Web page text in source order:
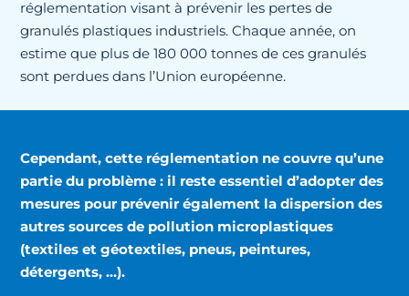
réglementation visant à prévenir les pertes de
granulés plastiques industriels. Chaque année, on
estime que plus de 180 000 tonnes de ces granulés
sont perdues dans l’Union européenne.
Cependant, cette réglementation ne couvre qu’une
partie du problème : il reste essentiel d’adopter des
mesures pour prévenir également la dispersion des
autres sources de pollution microplastiques
(textiles et géotextiles, pneus, peintures,
détergents, …).